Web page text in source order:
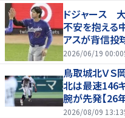
ドジャース
不安を抱える
アスが背信
もリード守る
2026/06/19 00:00
鳥取城北ＶＳ
北は最速146
腕が先発【26
2026/08/09 13:13